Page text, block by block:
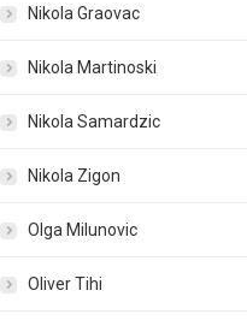
Nikola Graovac
Nikola Martinoski
Nikola Samardzic
Nikola Zigon
Olga Milunovic
Oliver Tihi